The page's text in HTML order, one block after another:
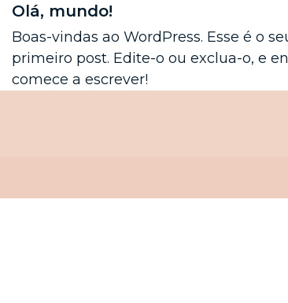
Olá, mundo!
Boas-vindas ao WordPress. Esse é o
primeiro post. Edite-o ou exclua-o, e
comece a escrever!